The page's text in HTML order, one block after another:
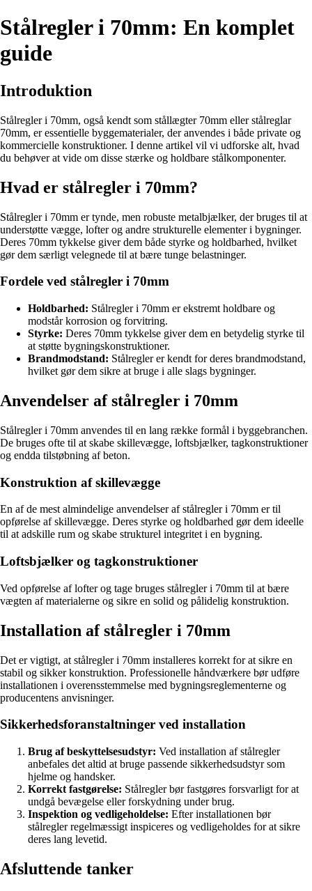
Stålregler i 70mm: En komplet
guide
Introduktion
Stålregler i 70mm, også kendt som stållægter 70mm eller stålreglar
70mm, er essentielle byggematerialer, der anvendes i både private og
kommercielle konstruktioner. I denne artikel vil vi udforske alt, hvad
du behøver at vide om disse stærke og holdbare stålkomponenter.
Hvad er stålregler i 70mm?
Stålregler i 70mm er tynde, men robuste metalbjælker, der bruges til at
understøtte vægge, lofter og andre strukturelle elementer i bygninger.
Deres 70mm tykkelse giver dem både styrke og holdbarhed, hvilket
gør dem særligt velegnede til at bære tunge belastninger.
Fordele ved stålregler i 70mm
Holdbarhed: Stålregler i 70mm er ekstremt holdbare og
modstår korrosion og forvitring.
Styrke: Deres 70mm tykkelse giver dem en betydelig styrke til
at støtte bygningskonstruktioner.
Brandmodstand: Stålregler er kendt for deres brandmodstand,
hvilket gør dem sikre at bruge i alle slags bygninger.
Anvendelser af stålregler i 70mm
Stålregler i 70mm anvendes til en lang række formål i byggebranchen.
De bruges ofte til at skabe skillevægge, loftsbjælker, tagkonstruktioner
og endda tilstøbning af beton.
Konstruktion af skillevægge
En af de mest almindelige anvendelser af stålregler i 70mm er til
opførelse af skillevægge. Deres styrke og holdbarhed gør dem ideelle
til at adskille rum og skabe strukturel integritet i en bygning.
Loftsbjælker og tagkonstruktioner
Ved opførelse af lofter og tage bruges stålregler i 70mm til at bære
vægten af materialerne og sikre en solid og pålidelig konstruktion.
Installation af stålregler i 70mm
Det er vigtigt, at stålregler i 70mm installeres korrekt for at sikre en
stabil og sikker konstruktion. Professionelle håndværkere bør udføre
installationen i overensstemmelse med bygningsreglementerne og
producentens anvisninger.
Sikkerhedsforanstaltninger ved installation
Brug af beskyttelsesudstyr: Ved installation af stålregler
anbefales det altid at bruge passende sikkerhedsudstyr som
hjelme og handsker.
Korrekt fastgørelse: Stålregler bør fastgøres forsvarligt for at
undgå bevægelse eller forskydning under brug.
Inspektion og vedligeholdelse: Efter installationen bør
stålregler regelmæssigt inspiceres og vedligeholdes for at sikre
deres lang levetid.
Afsluttende tanker